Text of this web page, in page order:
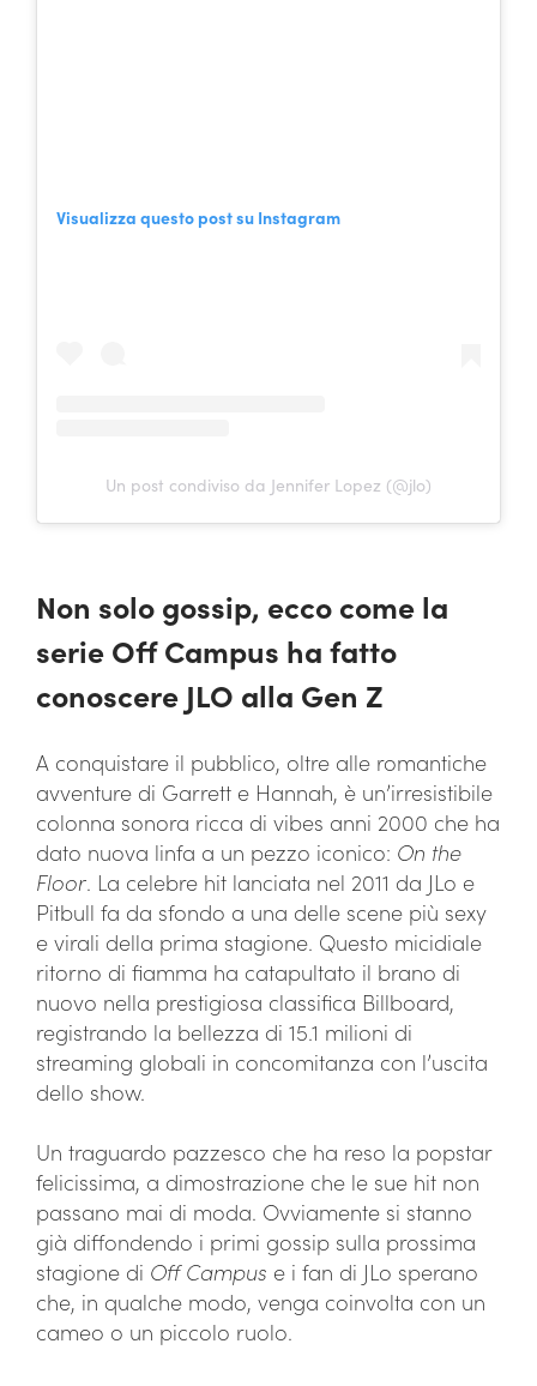
Visualizza questo post su Instagram
Un post condiviso da Jennifer Lopez (@jlo)
Non solo gossip, ecco come la
serie Off Campus ha fatto
conoscere JLO alla Gen Z
A conquistare il pubblico, oltre alle romantiche
avventure di Garrett e Hannah, è un’irresistibile
colonna sonora ricca di vibes anni 2000 che ha
dato nuova linfa a un pezzo iconico: On the
Floor. La celebre hit lanciata nel 2011 da JLo e
Pitbull fa da sfondo a una delle scene più sexy
e virali della prima stagione. Questo micidiale
ritorno di fiamma ha catapultato il brano di
nuovo nella prestigiosa classifica Billboard,
registrando la bellezza di 15.1 milioni di
streaming globali in concomitanza con l’uscita
dello show.
Un traguardo pazzesco che ha reso la popstar
felicissima, a dimostrazione che le sue hit non
passano mai di moda. Ovviamente si stanno
già diffondendo i primi gossip sulla prossima
stagione di Off Campus e i fan di JLo sperano
che, in qualche modo, venga coinvolta con un
cameo o un piccolo ruolo.